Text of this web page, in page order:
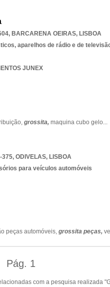
, BARCARENA OEIRAS, LISBOA
aparelhos de rádio e de
JUNEX
grossita, maquina cubo gelo...
375, ODIVELAS, LISBOA
para veículos automóveis
peças automóveis, grossita peças,
Pág. 1
com a pesquisa realizada